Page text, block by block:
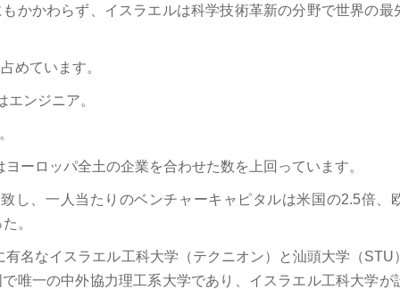
かかわらず、イスラエルは科学技術革新の分野で世界の最
めています。
ンジニア。
ーロッパ全土の企業を合わせた数を上回っています。
し、一人当たりのベンチャーキャピタルは米国の2.5倍、
。
名なイスラエル工科大学（テクニオン）と汕頭大学（STU
唯一の中外協力理工系大学であり、イスラエル工科大学が